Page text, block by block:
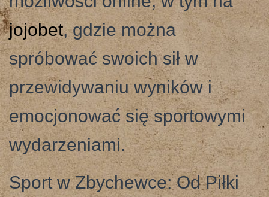
jojobet, gdzie można
spróbować swoich sił w
przewidywaniu wyników i
emocjonować się sportowymi
wydarzeniami.
Sport w Zbychewce: Od Piłki